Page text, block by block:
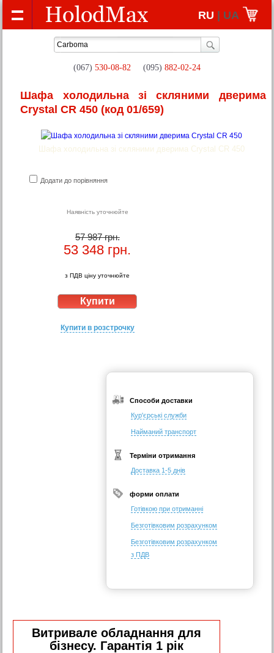
RU | UA
(067) 530-08-82 (095) 882-02-24
Шафа холодильна зі скляними дверима
Crystal CR 450 (код 01/659)
Шафа холодильна зі скляними дверима Crystal CR 450
Додати до порівняння
Наявність уточнюйте
57 987 грн.
53 348 грн.
з ПДВ ціну уточнюйте
Купити в розстрочку
Способи доставки
Кур'єрські служби
Найманий транспорт
Терміни отримання
Доставка 1-5 днів
форми оплати
Готівкою при отриманні
Безготівковим розрахунком
Безготівковим розрахунком
з ПДВ
Витривале обладнання для
бізнесу. Гарантія 1 рік